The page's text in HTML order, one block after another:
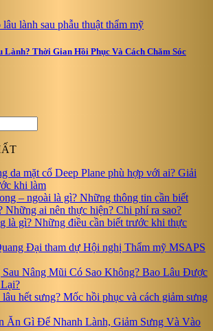
Thời Gian Hồi Phục Và Cách Chăm Sóc
da mặt cổ Deep Plane phù hợp với ai? Giải
khi làm
– ngoài là gì? Những thông tin cần biết
Những ai nên thực hiện? Chi phí ra sao?
là gì? Những điều cần biết trước khi thực
Đại tham dự Hội nghị Thẩm mỹ MSAPS
Nâng Mũi Có Sao Không? Bao Lâu Được
hết sưng? Mốc hồi phục và cách giảm sưng
Ăn Gì Để Nhanh Lành, Giảm Sưng Và Vào